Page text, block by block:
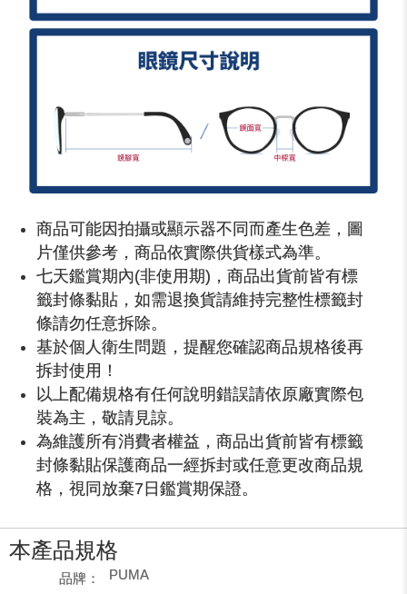
商品可能因拍攝或顯示器不同而產生色差，圖
片僅供參考，商品依實際供貨樣式為準。
七天鑑賞期內(非使用期)，商品出貨前皆有標
籤封條黏貼，如需退換貨請維持完整性標籤封
條請勿任意拆除。
基於個人衛生問題，提醒您確認商品規格後再
拆封使用！
以上配備規格有任何說明錯誤請依原廠實際包
裝為主，敬請見諒。
為維護所有消費者權益，商品出貨前皆有標籤
封條黏貼保護商品一經拆封或任意更改商品規
格，視同放棄7日鑑賞期保證。
本產品規格
品牌： PUMA